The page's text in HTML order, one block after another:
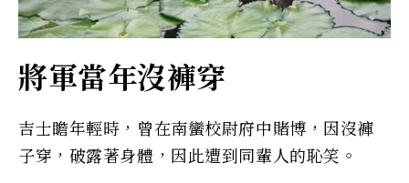
將軍當年沒褲穿
吉士瞻年輕時，曾在南蠻校尉府中賭博，因沒褲
子穿，破露著身體，因此遭到同輩人的恥笑。